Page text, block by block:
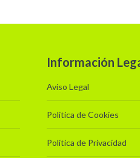
Información
Aviso Legal
Política de Cookies
Política de Privacidad